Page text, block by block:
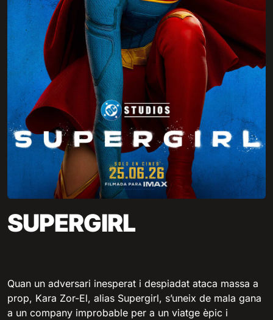
SUPERGIRL
Quan un adversari inesperat i despiadat ataca massa a
prop, Kara Zor-El, alias Supergirl, s’uneix de mala gana
a un company improbable per a un viatge èpic i